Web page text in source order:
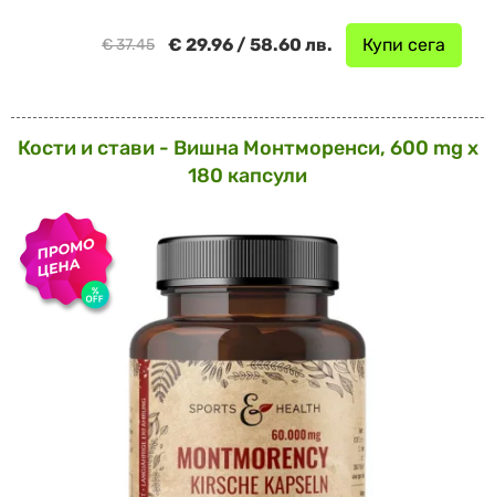
Купи сега
€ 29.96 / 58.60 лв.
€ 37.45
Кости и стави - Вишна Монтморенси, 600 mg х
180 капсули